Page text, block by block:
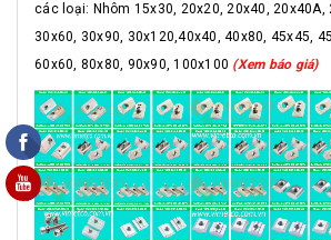
các loại: Nhôm 15x30, 20x20, 20x40, 20x40A,
30x60, 30x90, 30x120,40x40, 40x80, 45x45,
60x60, 80x80, 90x90, 100x100 (Xem báo giá)